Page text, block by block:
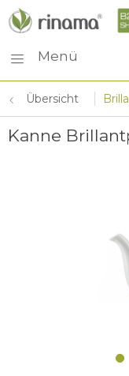
Menü
Übersicht
Kanne